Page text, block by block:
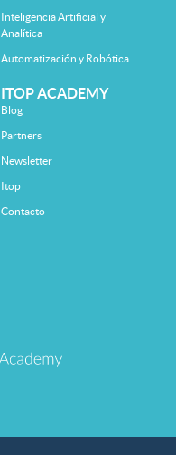
Inteligencia Artificial y
Analítica
Automatización y Robótica
ITOP ACADEMY
Blog
Partners
Newsletter
Itop
Contacto